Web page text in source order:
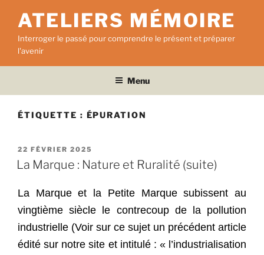
contenu
principal
ATELIERS MÉMOIRE
Interroger le passé pour comprendre le présent et préparer
l'avenir
Menu
ÉTIQUETTE : ÉPURATION
PUBLIÉ
LE
22 FÉVRIER 2025
La Marque : Nature et Ruralité (suite)
La Marque et la Petite Marque subissent au
vingtième siècle le contrecoup de la pollution
industrielle (Voir sur ce sujet un précédent article
édité sur notre site et intitulé : « l’industrialisation